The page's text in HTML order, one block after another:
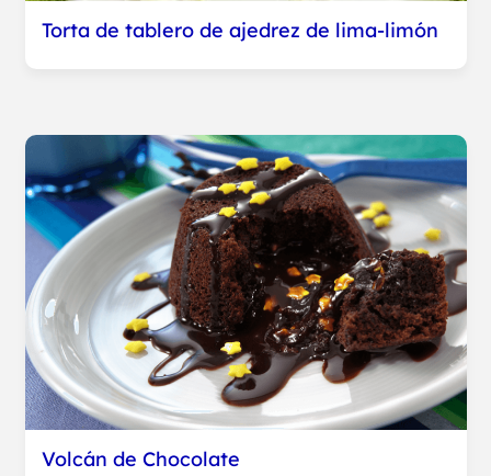
Torta de tablero de ajedrez de lima-limón
Volcán de Chocolate